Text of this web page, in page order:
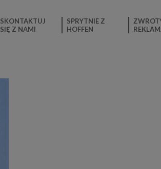
SKONTAKTUJ
SIĘ Z NAMI
SPRYTNIE Z
HOFFEN